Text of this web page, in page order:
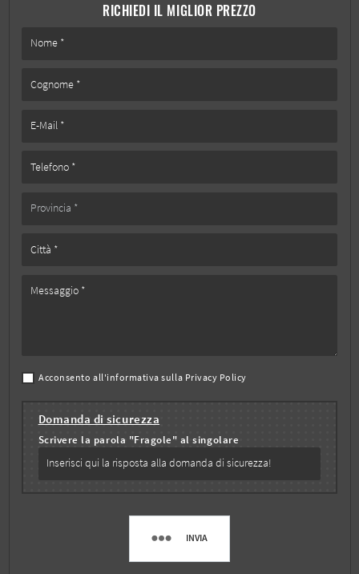
RICHIEDI IL MIGLIOR PREZZO
Acconsento all'informativa sulla Privacy Policy
Domanda di sicurezza
Scrivere la parola "Fragole" al singolare
INVIA